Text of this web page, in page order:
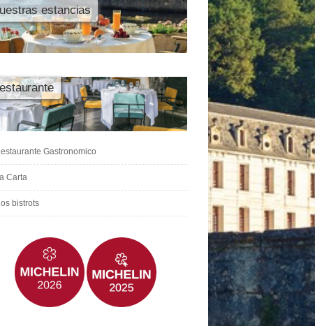
estancias
Gastronomico
Carta
bistrots